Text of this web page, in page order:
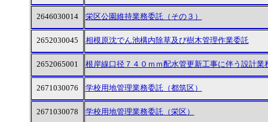
2646030014 栄区公園維持業務委託（その３）
2652030045 相模原沈でん池構内除草及び樹木管理作業委託
2652065001 根岸線口径７４０ｍｍ配水管更新工事に伴う設計業
2671030076 学校用地管理業務委託（都筑区）
2671030078 学校用地管理業務委託（栄区）